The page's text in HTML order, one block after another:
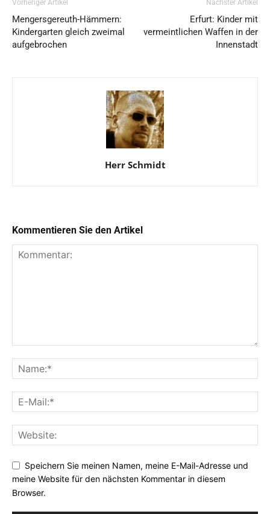
Vorheriger Artikel
Mengersgereuth-Hämmern:
Kindergarten gleich zweimal
aufgebrochen
Nächster Artikel
Erfurt: Kinder mit
vermeintlichen Waffen in der
Innenstadt
Herr Schmidt
Kommentieren Sie den Artikel
Speichern Sie meinen Namen, meine E-Mail-Adresse und
meine Website für den nächsten Kommentar in diesem
Browser.